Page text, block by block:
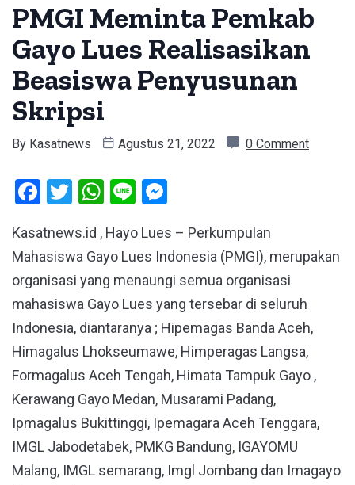
PMGI Meminta Pemkab
Gayo Lues Realisasikan
Beasiswa Penyusunan
Skripsi
By Kasatnews Agustus 21, 2022 0 Comment
Facebook
Twitter
WhatsApp
Line
Kasatnews.id , Hayo Lues – Perkumpulan
Mahasiswa Gayo Lues Indonesia (PMGI), merupakan
organisasi yang menaungi semua organisasi
mahasiswa Gayo Lues yang tersebar di seluruh
Indonesia, diantaranya ; Hipemagas Banda Aceh,
Himagalus Lhokseumawe, Himperagas Langsa,
Formagalus Aceh Tengah, Himata Tampuk Gayo ,
Kerawang Gayo Medan, Musarami Padang,
Ipmagalus Bukittinggi, Ipemagara Aceh Tenggara,
IMGL Jabodetabek, PMKG Bandung, IGAYOMU
Malang, IMGL semarang, Imgl Jombang dan Imagayo